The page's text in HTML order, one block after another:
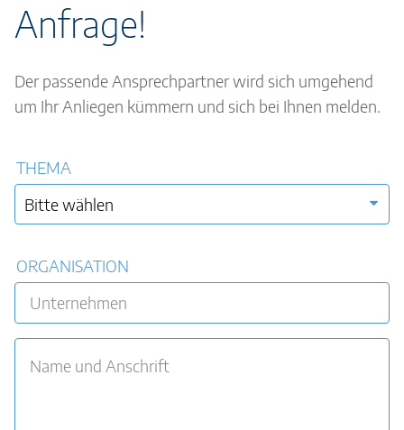
Anfrage!
Der passende Ansprechpartner wird sich umgehend
um Ihr Anliegen kümmern und sich bei Ihnen melden.
THEMA
ORGANISATION